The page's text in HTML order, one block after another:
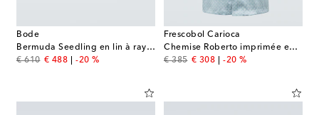
Bode
Bermuda Seedling en lin à rayures
€ 610
original price
€ 488
discount price
-20 %
Frescobol Carioca
Chemise Roberto imprimée en soie
€ 385
original price
€ 308
discount price
-20 %